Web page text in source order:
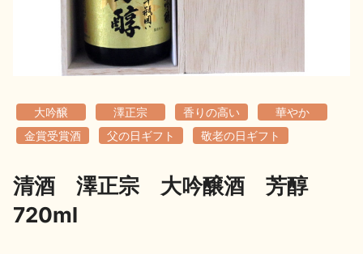
お楽しみコンテンツ
歳時記
大吟醸 澤正宗 香りの高い
華やか
金賞受賞酒
父の日ギフト 敬老の日ギフト
清酒 澤正宗 大吟醸酒 芳醇
720ml